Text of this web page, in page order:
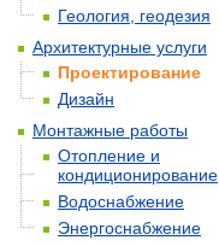
Геология, геодезия
Архитектурные услуги
Проектирование
Дизайн
Монтажные работы
Отопление и
кондиционирование
Водоснабжение
Энергоснабжение